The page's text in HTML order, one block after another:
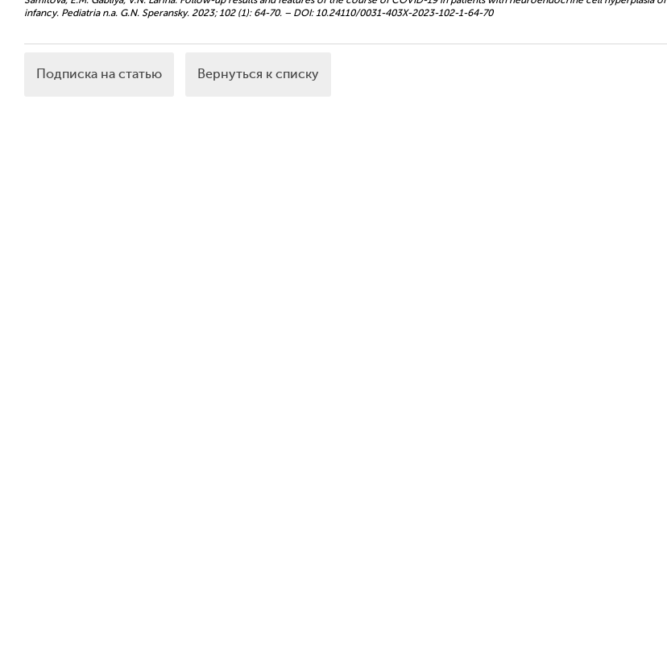
infanсy. Pediatria n.a. G.N. Speransky. 2023; 102 (1): 64-70. – DOI: 10.24110/0031-403X-2023-102-1-64-70
Подписка на статью Вернуться к списку